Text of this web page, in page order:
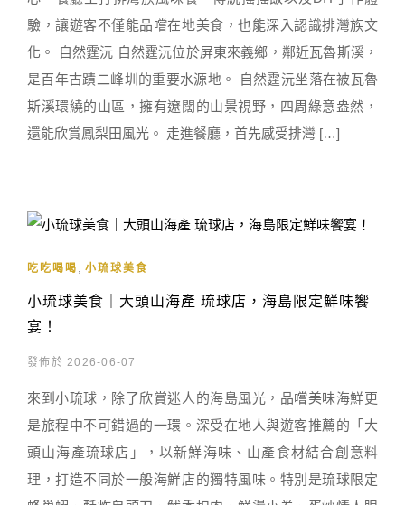
驗，讓遊客不僅能品嚐在地美食，也能深入認識排灣族文
化。 自然霆沅 自然霆沅位於屏東來義鄉，鄰近瓦魯斯溪，
是百年古蹟二峰圳的重要水源地。 自然霆沅坐落在被瓦魯
斯溪環繞的山區，擁有遼闊的山景視野，四周綠意盎然，
還能欣賞鳳梨田風光。 走進餐廳，首先感受排灣 […]
吃吃喝喝 小琉球美食
小琉球美食｜大頭山海產 琉球店，海島限定鮮味饗
宴！
發佈於 2026-06-07
來到小琉球，除了欣賞迷人的海島風光，品嚐美味海鮮更
是旅程中不可錯過的一環。深受在地人與遊客推薦的「大
頭山海產琉球店」，以新鮮海味、山產食材結合創意料
理，打造不同於一般海鮮店的獨特風味。特別是琉球限定